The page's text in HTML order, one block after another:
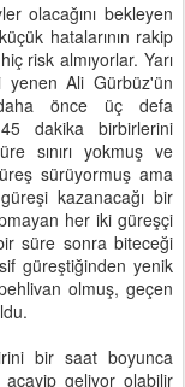
olacağını bekleyen
hatalarının rakip
risk almıyorlar. Yarı
Ali Gürbüz'ün
önce üç defa
dakika birbirlerini
sınırı yokmuş ve
sürüyormuş ama
kazanacağı bir
her iki güreşçi
süre sonra biteceği
güreştiğinden yenik
olmuş, geçen
bir saat boyunca
acayip geliyor olabilir